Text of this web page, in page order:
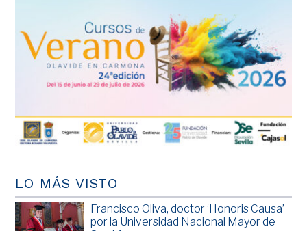
LO MÁS VISTO
Francisco Oliva, doctor ‘Honoris Causa’
por la Universidad Nacional Mayor de